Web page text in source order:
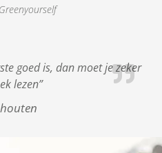
goed is, dan moet je zeker
lezen”